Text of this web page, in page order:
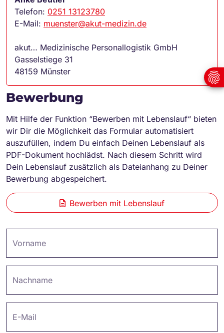
Telefon: 0251 13123780
E-Mail: muenster@akut-medizin.de
akut… Medizinische Personallogistik GmbH
Gasselstiege 31
48159 Münster
Bewerbung
Mit Hilfe der Funktion “Bewerben mit Lebenslauf“ bieten
wir Dir die Möglichkeit das Formular automatisiert
auszufüllen, indem Du einfach Deinen Lebenslauf als
PDF-Dokument hochlädst. Nach diesem Schritt wird
Dein Lebenslauf zusätzlich als Dateianhang zu Deiner
Bewerbung abgespeichert.
Bewerben mit Lebenslauf
Vorname
Nachname
E-Mail